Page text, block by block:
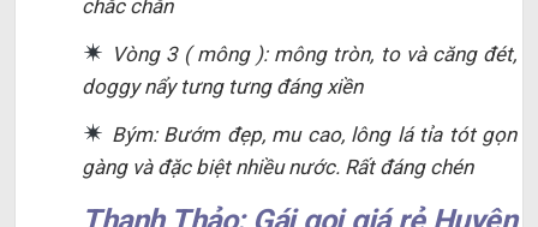
chắc chắn
Vòng 3 ( mông ): mông tròn, to và căng đét,
doggy nẩy tưng tưng đáng xiền
Bým: Bướm đẹp, mu cao, lông lá tỉa tót gọn
gàng và đặc biệt nhiều nước. Rất đáng chén